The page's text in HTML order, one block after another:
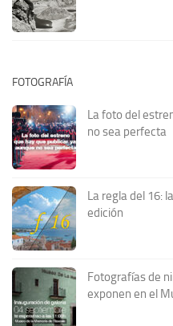
FOTOGRAFÍA
La foto del
no sea perfecta
La regla del 16:
edición
Fotografías de
exponen en el